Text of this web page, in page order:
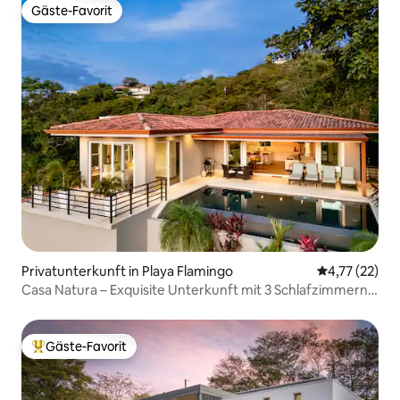
Gäste-Favorit
Gäste-Favorit
Privatunterkunft in Playa Flamingo
4,77 (22)
Casa Natura – Exquisite Unterkunft mit 3 Schlafzimmern
Beliebter Gäste-Favorit.
Gäste-Favorit